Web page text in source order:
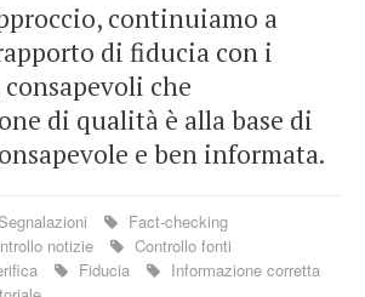
continuiamo a
di fiducia con i
che
di qualità è alla base di
e ben informata.
Fact-checking
notizie
Controllo fonti
Fiducia
Informazione corretta